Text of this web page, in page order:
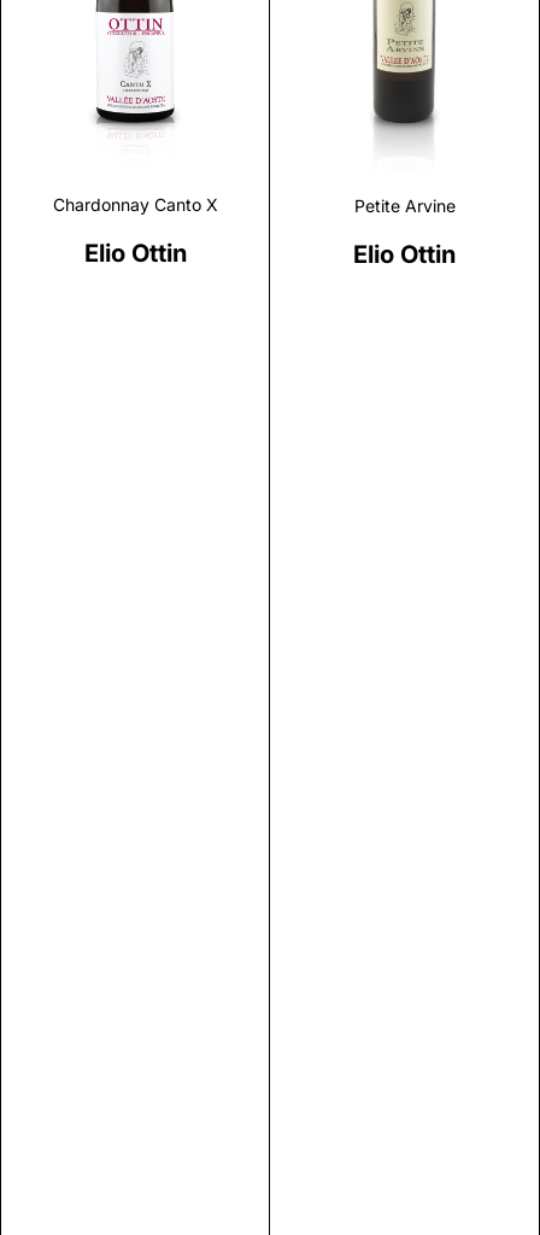
Chardonnay Canto X
Elio Ottin
Discover
Petite Arvine
Elio Ottin
Discover